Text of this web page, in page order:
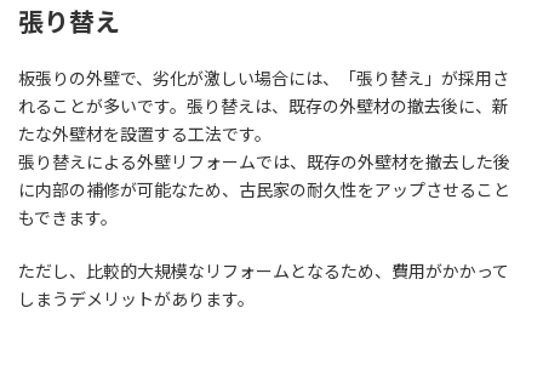
張り替え
板張りの外壁で、劣化が激しい場合には、「張り替え」が採用さ
れることが多いです。張り替えは、既存の外壁材の撤去後に、新
たな外壁材を設置する工法です。
張り替えによる外壁リフォームでは、既存の外壁材を撤去した後
に内部の補修が可能なため、古民家の耐久性をアップさせること
もできます。
ただし、比較的大規模なリフォームとなるため、費用がかかって
しまうデメリットがあります。